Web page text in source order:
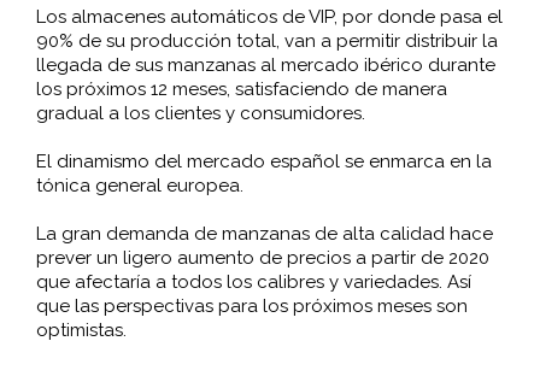
Los almacenes automáticos de VIP, por donde pasa el
90% de su producción total, van a permitir distribuir la
llegada de sus manzanas al mercado ibérico durante
los próximos 12 meses, satisfaciendo de manera
gradual a los clientes y consumidores.
El dinamismo del mercado español se enmarca en la
tónica general europea.
La gran demanda de manzanas de alta calidad hace
prever un ligero aumento de precios a partir de 2020
que afectaría a todos los calibres y variedades. Así
que las perspectivas para los próximos meses son
optimistas.